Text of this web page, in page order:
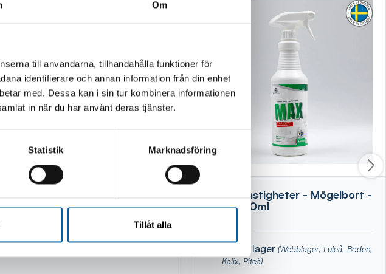
Om
till användarna, tillhandahålla funktioner för
identifierare och annan information från din enhet
med. Dessa kan i sin tur kombinera informationen
in när du har använt deras tjänster.
Statistik Marknadsföring
Tillåt alla
GARAGETÄLT 3X6X2,4
195G/M2 GRÅ
Inga Konstigheter - Mögelbort -
MAX 650ml
Finns i lager(Webblager, Luleå, Boden,
Kalix, Piteå)